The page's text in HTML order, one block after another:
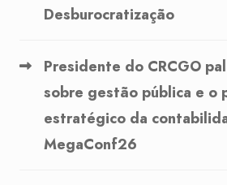
Desburocratização
Presidente do CRCGO
sobre gestão pública e o
estratégico da
MegaConf26